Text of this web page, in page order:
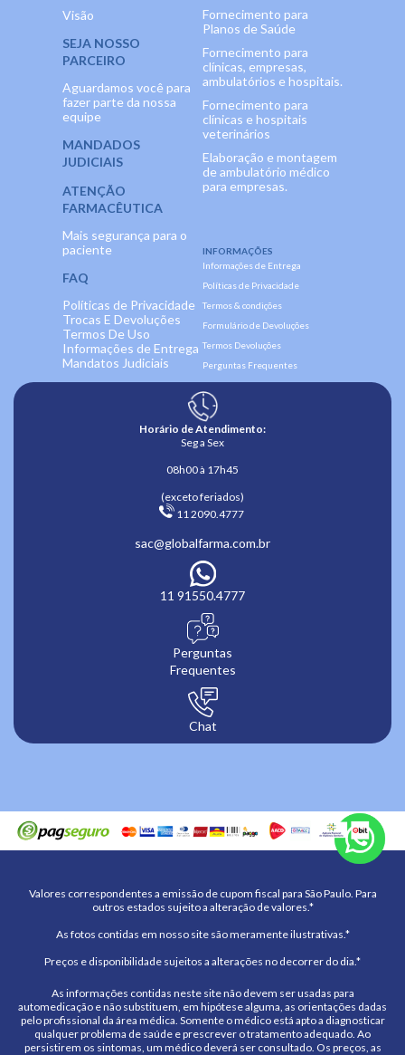
Visão
SEJA NOSSO
PARCEIRO
Aguardamos você para
fazer parte da nossa
equipe
MANDADOS
JUDICIAIS
ATENÇÃO
FARMACÊUTICA
Mais segurança para o
paciente
FAQ
Políticas de Privacidade
Trocas E Devoluções
Termos De Uso
Informações de Entrega
Mandatos Judiciais
Fornecimento para
Planos de Saúde
Fornecimento para
clínicas, empresas,
ambulatórios e hospitais.
Fornecimento para
clínicas e hospitais
veterinários
Elaboração e montagem
de ambulatório médico
para empresas.
INFORMAÇÕES
Informações de Entrega
Políticas de Privacidade
Termos & condições
Formulário de Devoluções
Termos Devoluções
Perguntas Frequentes
Horário de Atendimento:
Seg a Sex
08h00 à 17h45
(exceto feriados)
11 2090.4777
sac@globalfarma.com.br
11 91550.4777
Perguntas
Frequentes
Chat
Valores correspondentes a emissão de cupom fiscal para São Paulo. Para
outros estados sujeito a alteração de valores.*
As fotos contidas em nosso site são meramente ilustrativas.*
Preços e disponibilidade sujeitos a alterações no decorrer do dia.*
As informações contidas neste site não devem ser usadas para
automedicação e não substituem, em hipótese alguma, as orientações dadas
pelo profissional da área médica. Somente o médico está apto a diagnosticar
qualquer problema de saúde e prescrever o tratamento adequado. Ao
persistirem os sintomas, um médico deverá ser consultado. Os preços, as